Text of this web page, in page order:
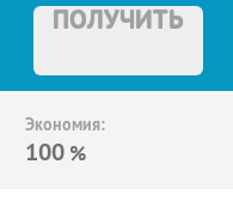
ПОЛУЧИТЬ
Экономия:
100 %